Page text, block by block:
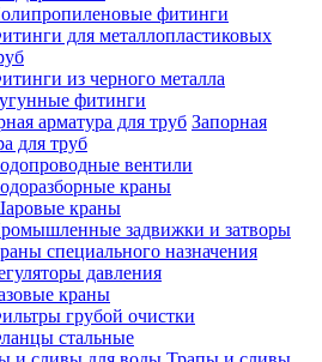
фитинги
для металлопластиковых
из черного металла
фитинги
Запорная
для труб
вентили
краны
краны
задвижки и затворы
специального назначения
давления
краны
грубой очистки
стальные